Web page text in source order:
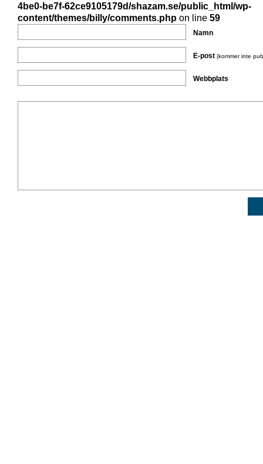
4be0-be7f-62ce9105179d/shazam.se/public_html/wp-
content/themes/billy/comments.php on line 59
Namn
E-post (kommer inte
Webbplats